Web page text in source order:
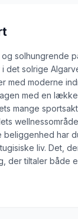
solhungrende
det solrige
med moderne
med en
mange
har
liv. Det,
der tiltaler både